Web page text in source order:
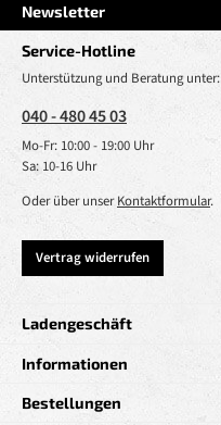
Newsletter
Service-Hotline
Unterstützung und Beratung unter:
040 - 480 45 03
Mo-Fr: 10:00 - 19:00 Uhr
Sa: 10-16 Uhr
Oder über unserKontaktformular.
Vertrag widerrufen
Ladengeschäft
Informationen
Bestellungen